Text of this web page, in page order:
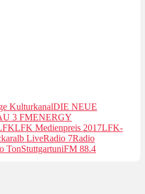
KulturkanalDIE NEUE
3 FMENERGY
LFK Medienpreis 2017LFK-
LiveRadio 7Radio
TonStuttgartuniFM 88.4